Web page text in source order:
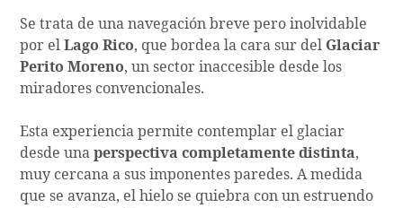
Se trata de una navegación breve pero inolvidable
por elLago Rico, que bordea la cara sur del Glaciar
Perito Moreno, un sector inaccesible desde los
miradores convencionales.
Esta experiencia permite contemplar el glaciar
desde unaperspectiva completamente distinta,
muy cercana a sus imponentes paredes. A medida
que se avanza, el hielo se quiebra con un estruendo